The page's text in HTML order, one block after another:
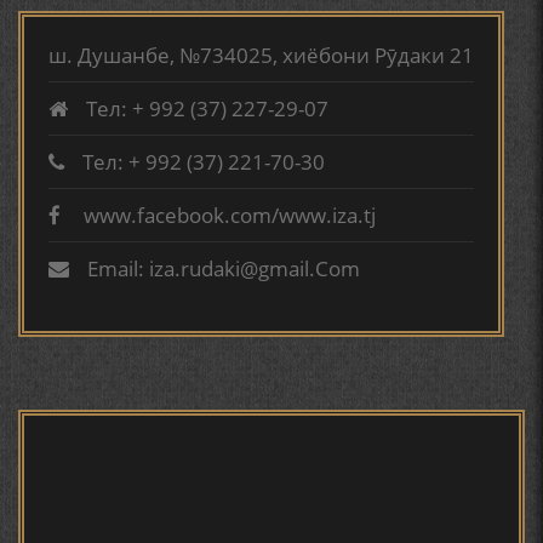
ТАРЧУМАИ ХОЛ/MIRZO
Сайри осорхона - Мирзо
АБУАБДУЛЛОҲИ РӮДАКӢ ДАР ТАҲҚИҚИ ТОҶИДДИН
МАРДОНӢ УМРИДДИН ЮСУФӢ ИНСТИТУТИ ЗАБОН
ВА АДАБИЁТИ БА НОМИ РӮДАКИИ АМИТ
КИРОМИ БУХОРӢ ШОИРИ ИНСОНДӮСТ УСМОНОВА
ГУЛБАҲОР.
БУХОРОӢ УСМОНОВА Г.Ф.
ш. Душанбе, №734025, хиёбони Рӯдаки 21
Тел: + 992 (37) 227-29-07
Тел: + 992 (37) 221-70-30
www.facebook.com/www.iza.tj
Email: iza.rudaki@gmail.Com